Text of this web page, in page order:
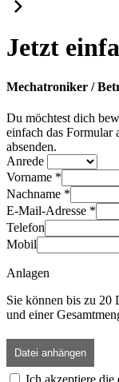
Jetzt
Mechatroniker /
Du möchtest dich
einfach das Formular
absenden.
Anrede
Vorname *
Nachname *
E-Mail-Adresse *
Telefon
Mobil
Anlagen
Sie können bis zu 20
und einer
Datei anhängen